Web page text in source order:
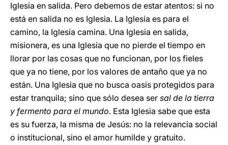
Iglesia en salida. Pero debemos de estar atentos: si no
está en salida no es Iglesia. La Iglesia es para el
camino, la Iglesia camina. Una Iglesia en salida,
misionera, es una Iglesia que no pierde el tiempo en
llorar por las cosas que no funcionan, por los fieles
que ya no tiene, por los valores de antaño que ya no
están. Una Iglesia que no busca oasis protegidos para
estar tranquila; sino que sólo desea ser sal de la tierra
y fermento para el mundo. Esta Iglesia sabe que esta
es su fuerza, la misma de Jesús: no la relevancia social
o institucional, sino el amor humilde y gratuito.